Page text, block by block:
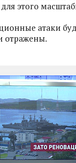
этого
атаки
отражены.